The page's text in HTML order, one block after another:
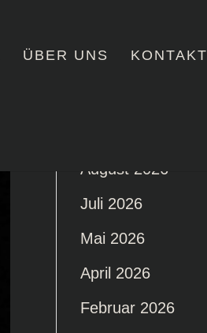
ÜBER UNS KONTAKT
August 2026
Juli 2026
Mai 2026
April 2026
Februar 2026